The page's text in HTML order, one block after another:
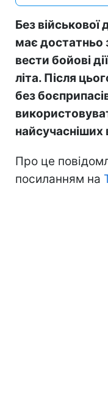
Без
має достатньо
вести бойові
літа. Після
без
найсучасніших
Про це
посиланням на